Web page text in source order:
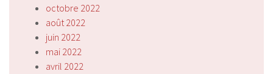
octobre 2022
août 2022
juin 2022
mai 2022
avril 2022